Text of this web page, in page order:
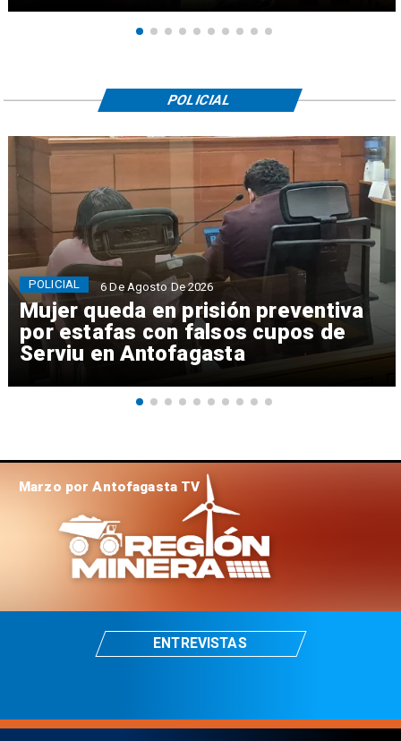
Mujer queda en prisión preventiva
por estafas con falsos cupos de
Serviu en Antofagasta
POLICIAL 6 De Agosto De 2026
POLICIAL
Marzo por Antofagasta TV
ENTREVISTAS